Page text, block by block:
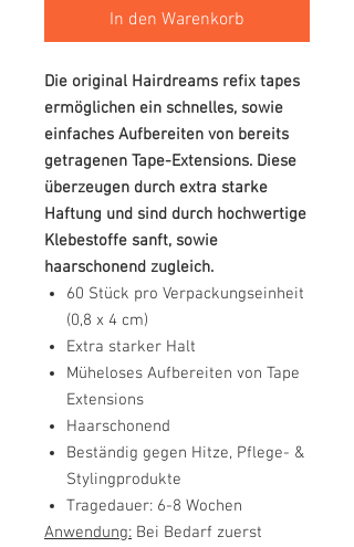
In den Warenkorb
Die original Hairdreams refix tapes
ermöglichen ein schnelles, sowie
einfaches Aufbereiten von bereits
getragenen Tape-Extensions. Diese
überzeugen durch extra starke
Haftung und sind durch hochwertige
Klebestoffe sanft, sowie
haarschonend zugleich.
60 Stück pro Verpackungseinheit
(0,8 x 4 cm)
Extra starker Halt
Müheloses Aufbereiten von Tape
Extensions
Haarschonend
Beständig gegen Hitze, Pflege- &
Stylingprodukte
Tragedauer: 6-8 Wochen
Anwendung: Bei Bedarf zuerst